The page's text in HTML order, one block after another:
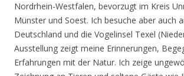
Nordrhein-Westfalen, bevorzugt im Kreis
Münster und Soest. Ich besuche aber auch
Deutschland und die Vogelinsel Texel
Ausstellung zeigt meine Erinnerungen,
Erfahrungen mit der Natur. Ich zeige